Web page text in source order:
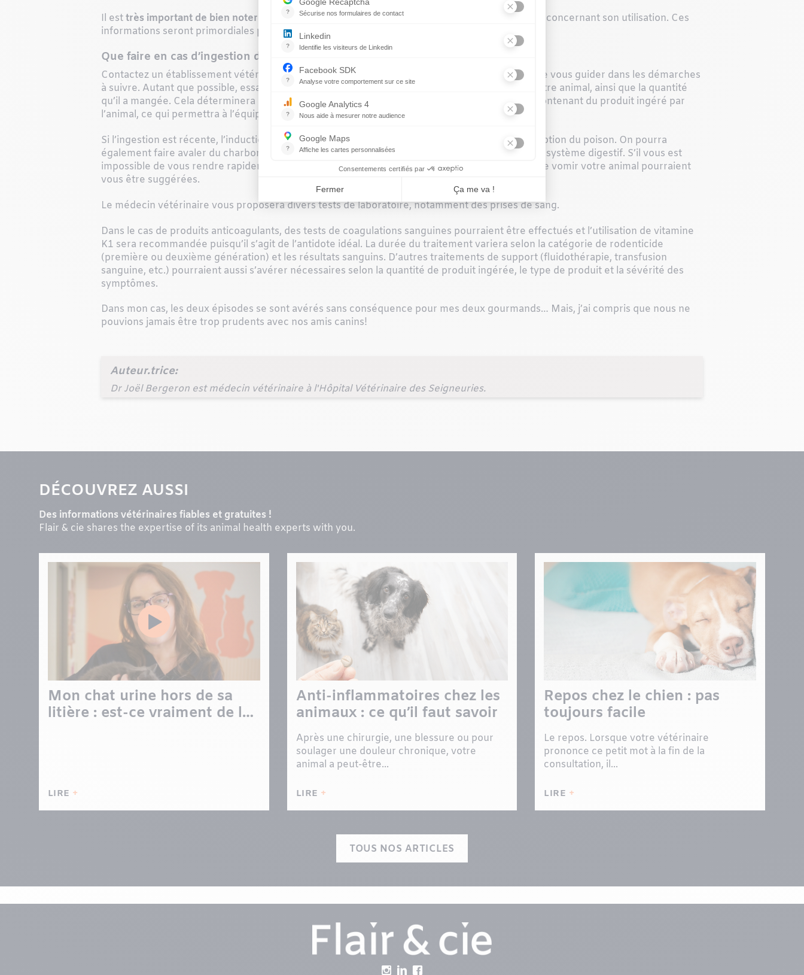
Il esttrès important de bien noter le nom du produitque vous utilisez et les autres informations concernant son utilisation. Ces
informations seront primordiales pour votre vétérinaire en cas d’ingestion accidentelle.
Que faire en cas d’ingestion d’un rodenticide?
Contactez un établissement vétérinaire le plus rapidement possible afin que le personnel puisse vous guider dans les démarches
à suivre. Autant que possible, essayez de connaître le moment où le produit a été ingéré par votre animal, ainsi que la quantité
qu’il a mangée. Cela déterminera ainsi une partie des interventions. Idéalement, apportez lle contenant du produit ingéré par
l’animal, ce qui permettra à l’équipe vétérinaire d’en apprendre plus sur le produit ingéré.
Si l’ingestion est récente, l’induction de vomissements sera recommandée pour réduire l’absorption du poison. On pourra
également faire avaler du charbon activé qui aidera aussi à limiter l’absorption du produit par le système digestif. S’il vous est
impossible de vous rendre rapidement dans un établissement vétérinaire, des options pour faire vomir votre animal pourraient
vous être suggérées.
Le médecin vétérinaire vous proposera divers tests de laboratoire, notamment des prises de sang.
Dans le cas de produits anticoagulants, des tests de coagulations sanguines pourraient être effectués et l’utilisation de vitamine
K1 sera recommandée puisqu’il s’agit de l’antidote idéal. La durée du traitement variera selon la catégorie de rodenticide
(première ou deuxième génération) et les résultats sanguins. D’autres traitements de support (fluidothérapie, transfusion
sanguine, etc.) pourraient aussi s’avérer nécessaires selon la quantité de produit ingérée, le type de produit et la sévérité des
symptômes.
Dans mon cas, les deux épisodes se sont avérés sans conséquence pour mes deux gourmands… Mais, j’ai compris que nous ne
pouvions jamais être trop prudents avec nos amis canins!
Auteur.trice:
Dr Joël Bergeron est médecin vétérinaire à l'Hôpital Vétérinaire des Seigneuries.
DÉCOUVREZ AUSSI
Des informations vétérinaires fiables et gratuites !
Flair & cie shares the expertise of its animal health experts with you.
Mon chat urine hors de sa
litière : est-ce vraiment de la
LIRE
Anti-inflammatoires chez les
animaux : ce qu’il faut savoir
Après une chirurgie, une blessure ou pour
soulager une douleur chronique, votre
animal a peut-être...
LIRE
Repos chez le chien : pas
toujours facile
Le repos. Lorsque votre vétérinaire
prononce ce petit mot à la fin de la
consultation, il...
LIRE
TOUS NOS ARTICLES